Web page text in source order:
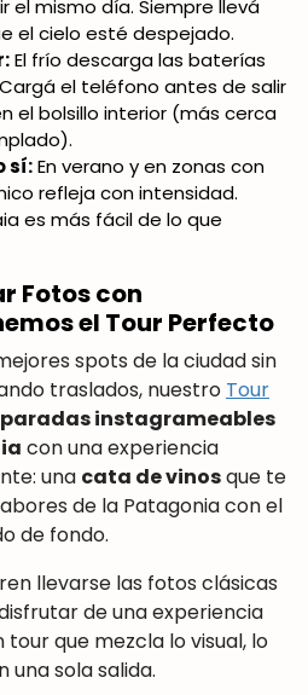
el mismo día. Siempre llevá
el cielo esté despejado.
El frío descarga las baterías
el teléfono antes de salir
el bolsillo interior (más cerca
sí:En verano y en zonas con
refleja con intensidad.
es más fácil de lo que
Fotos con
el Tour Perfecto
spots de la ciudad sin
traslados, nuestro Tour
paradas instagrameables
con una experiencia
una cata de vinosque te
de la Patagonia con el
de fondo.
llevarse las fotos clásicas
de una experiencia
que mezcla lo visual, lo
una sola salida.